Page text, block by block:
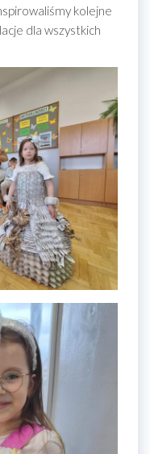
kolejne
dla wszystkich